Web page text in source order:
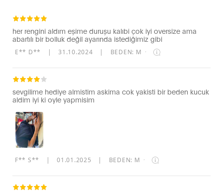
her rengini aldım eşime duruşu kalıbi çok iyi oversize ama
abartılı bir bolluk değil ayarında istediğimiz gibi
E** D** | 31.10.2024 | BEDEN: M ·
sevgilime hediye almistim askima cok yakisti bir beden kucuk
aldim iyi ki oyle yapmisim
F** S** | 01.01.2025 | BEDEN: M ·